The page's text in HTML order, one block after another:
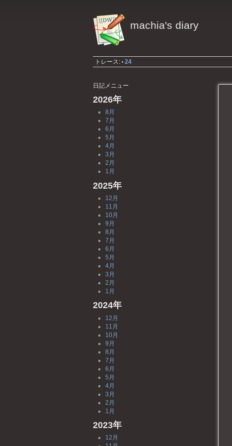
machia's diary
トレース: • 24
日記メニュー
2026年
8月
7月
6月
5月
4月
3月
2月
1月
2025年
12月
11月
10月
9月
8月
7月
6月
5月
4月
3月
2月
1月
2024年
12月
11月
10月
9月
8月
7月
6月
5月
4月
3月
2月
1月
2023年
12月